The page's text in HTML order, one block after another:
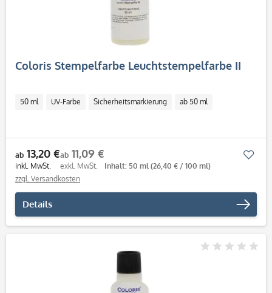
Coloris Stempelfarbe Leuchtstempelfarbe II
50 ml UV-Farbe Sicherheitsmarkierung ab 50 ml
ab 13,20 €
inkl. MwSt.
ab 11,09 €
exkl. MwSt. Inhalt: 50 ml (26,40 € / 100 ml)
zzgl. Versandkosten
Details